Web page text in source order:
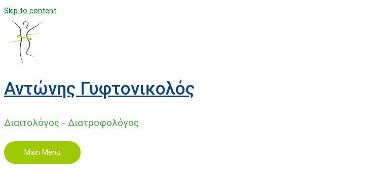
Skip to content
Αντώνης Γυφτονικολός
Διαιτολόγος - Διατροφολόγος
Main Menu